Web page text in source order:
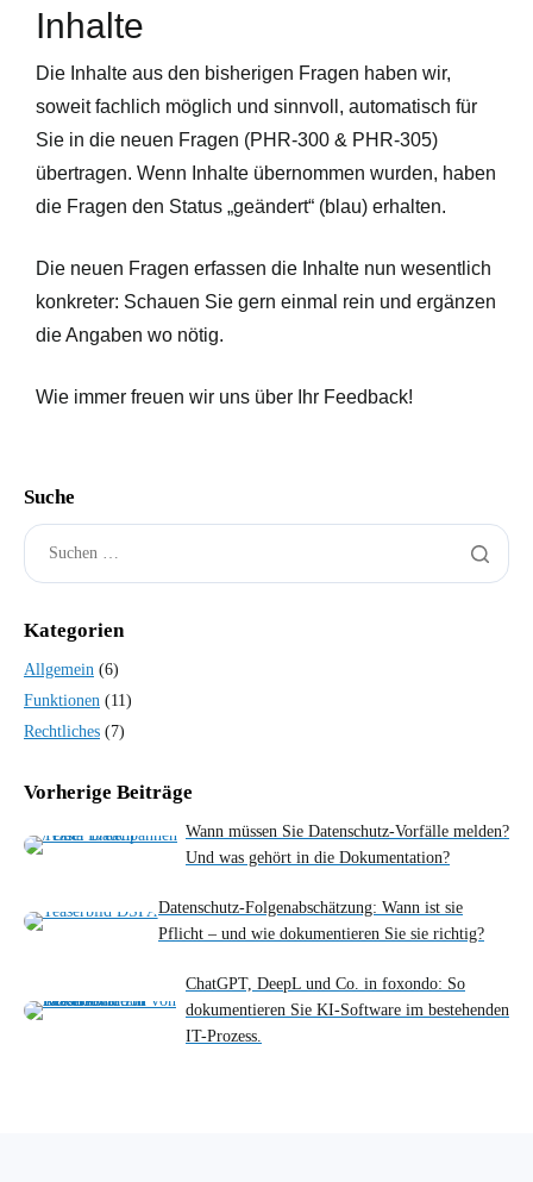
Inhalte
Die Inhalte aus den bisherigen Fragen haben wir,
soweit fachlich möglich und sinnvoll, automatisch für
Sie in die neuen Fragen (PHR-300 & PHR-305)
übertragen. Wenn Inhalte übernommen wurden, haben
die Fragen den Status „geändert“ (blau) erhalten.
Die neuen Fragen erfassen die Inhalte nun wesentlich
konkreter: Schauen Sie gern einmal rein und ergänzen
die Angaben wo nötig.
Wie immer freuen wir uns über Ihr Feedback!
Suche
Kategorien
Allgemein (6)
Funktionen (11)
Rechtliches (7)
Vorherige Beiträge
Wann müssen Sie Datenschutz-Vorfälle melden?
Und was gehört in die Dokumentation?
Datenschutz-Folgenabschätzung: Wann ist sie
Pflicht – und wie dokumentieren Sie sie richtig?
ChatGPT, DeepL und Co. in foxondo: So
dokumentieren Sie KI-Software im bestehenden
IT-Prozess.